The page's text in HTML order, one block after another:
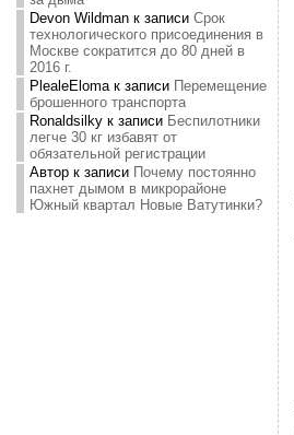
Devon Wildmanк записи Срок
технологического присоединения в
Москве сократится до 80 дней в
2016 г.
PlealeElomaк записи Перемещение
брошенного транспорта
Ronaldsilkyк записи Беспилотники
легче 30 кг избавят от
обязательной регистрации
Авторк записи Почему постоянно
пахнет дымом в микрорайоне
Южный квартал Новые Ватутинки?